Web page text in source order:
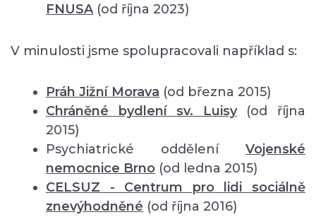
FNUSA (od října 2023)
V minulosti jsme spolupracovali například s:
Práh Jižní Morava (od března 2015)
Chráněné bydlení sv. Luisy
(od října
2015)
Psychiatrické oddělení Vojenské
nemocnice Brno (od ledna 2015)
CELSUZ - Centrum pro lidi sociálně
znevýhodněné (od října 2016)